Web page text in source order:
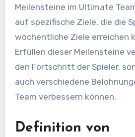
Meilensteine im Ultimate
auf spezifische Ziele, die die
wöchentliche Ziele erreichen
Erfüllen dieser Meilensteine
den Fortschritt der Spieler,
auch verschiedene
Team verbessern können.
Definition von